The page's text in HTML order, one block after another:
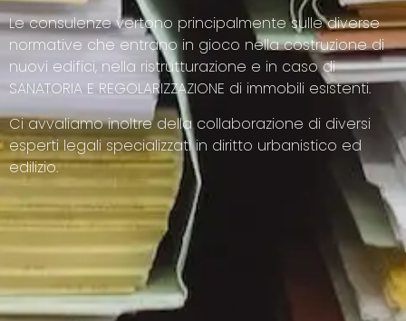
Le consulenze vertono principalmente sulle diverse
normative che entrano in gioco nella costruzione di
nuovi edifici, nella ristrutturazione e in caso di
SANATORIA E REGOLARIZZAZIONE di immobili esistenti.
Ci avvaliamo inoltre della collaborazione di diversi
esperti legali specializzati in diritto urbanistico ed
edilizio.